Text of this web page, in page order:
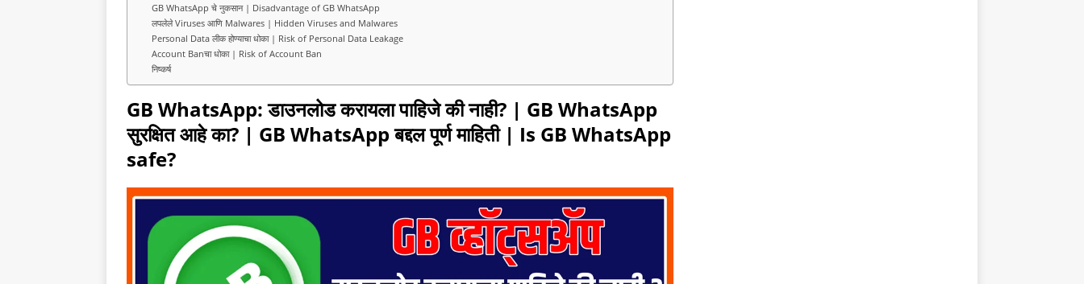
GB WhatsApp चे नुकसान | Disadvantage of GB WhatsApp
लपलेले Viruses आणि Malwares | Hidden Viruses and Malwares
Personal Data लीक होण्याचा धोका | Risk of Personal Data Leakage
Account Banचा धोका | Risk of Account Ban
निष्कर्ष
GB WhatsApp: डाउनलोड करायला पाहिजे की नाही? | GB WhatsApp
सुरक्षित आहे का? | GB WhatsApp बद्दल पूर्ण माहिती | Is GB WhatsApp
safe?